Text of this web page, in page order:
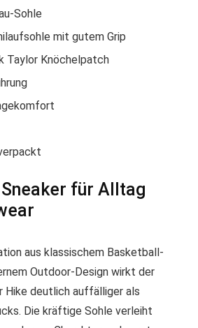
Sohle
mit gutem Grip
Taylor Knöchelpatch
für Alltag
aus klassischem Basketball-
Outdoor-Design wirkt der
Hike deutlich auffälliger als
Die kräftige Sohle verleiht